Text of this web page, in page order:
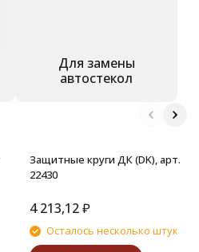
Для замены
автостекол
Защитные круги ДК (DK), арт.
22430
4 213,12 ₽
Осталось несколько штук